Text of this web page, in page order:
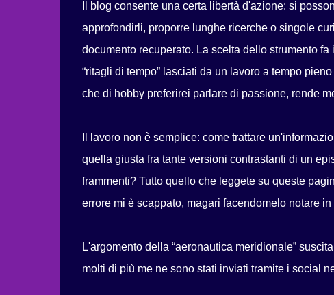
Il blog consente una certa libertà d'azione: si
approfondirli, proporre lunghe ricerche o singole
documento recuperato. La scelta dello strumento
“ritagli di tempo” lasciati da un lavoro a tempo
che di hobby preferirei parlare di passione, rende
Il lavoro non è semplice: come trattare
quella giusta fra tante versioni contrastanti di un
frammenti? Tutto quello che leggete su queste
errore mi è scappato, magari facendomelo notare
L'argomento della “aeronautica meridionale”
molti di più me ne sono stati inviati tramite i social